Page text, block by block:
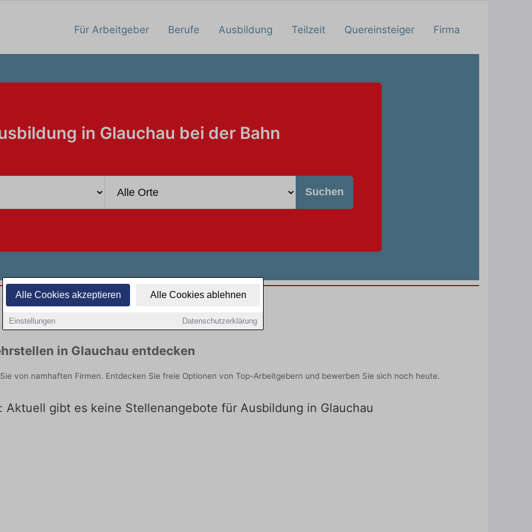
Alle Cookies akzeptieren Alle Cookies ablehnen
Einstellungen Datenschutzerklärung
Für Arbeitgeber Berufe Ausbildung Teilzeit Quereinsteiger Firma
in Glauchau bei der Bahn
Suchen
in Glauchau entdecken
von namhaften Firmen. Entdecken Sie freie Optionen von Top-Arbeitgebern und bewerben Sie sich noch heute.
Aktuell gibt es keine Stellenangebote für Ausbildung in Glauchau